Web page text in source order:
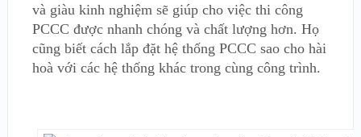
và giàu kinh nghiệm sẽ giúp cho việc thi công
PCCC được nhanh chóng và chất lượng hơn. Họ
cũng biết cách lắp đặt hệ thống PCCC sao cho hài
hoà với các hệ thống khác trong cùng công trình.